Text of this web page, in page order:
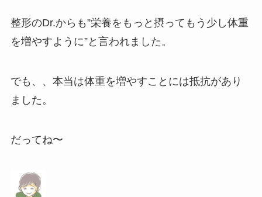
整形のDr.からも”栄養をもっと摂ってもう少し体重
を増やすように”と言われました。
でも、、本当は体重を増やすことには抵抗があり
ました。
だってね〜